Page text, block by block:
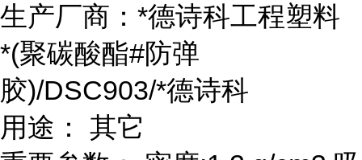
生产厂商：*德诗科工程塑料
*(聚碳酸酯#防弹
胶)/DSC903/*德诗科
用途： 其它